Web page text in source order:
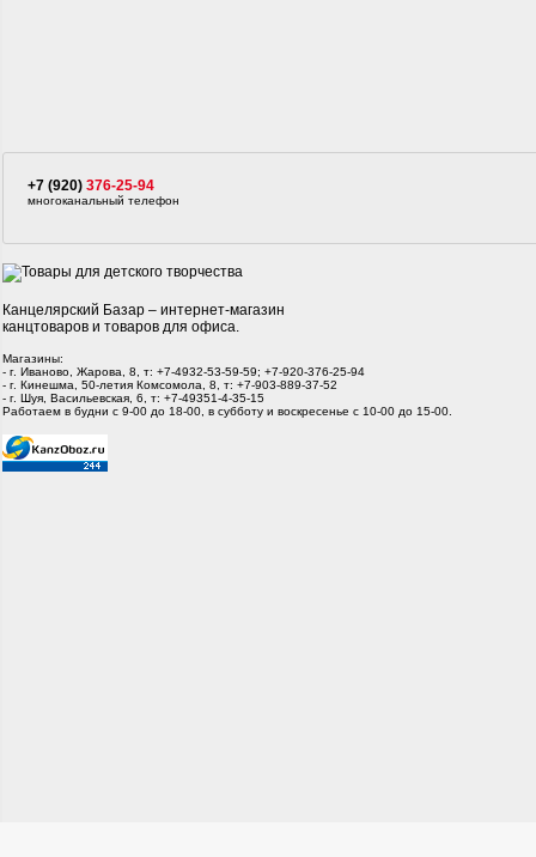
+7 (920) 376-25-94
многоканальный телефон
Канцелярский Базар – интернет-магазин
канцтоваров и товаров для офиса.
Магазины:
- г. Иваново, Жарова, 8, т: +7-4932-53-59-59; +7-920-376-25-94
- г. Кинешма, 50-летия Комсомола, 8, т: +7-903-889-37-52
- г. Шуя, Васильевская, 6, т: +7-49351-4-35-15
Работаем в будни с 9-00 до 18-00, в субботу и воскресенье с 10-00 до 15-00.